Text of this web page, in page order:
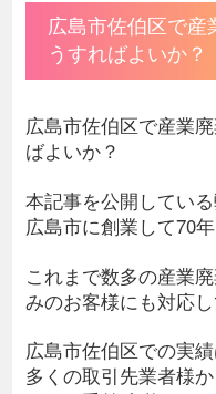
広島市佐伯区で産
うすればよいか？
広島市佐伯区で産業
ばよいか？
本記事を公開してい
広島市に創業して70年
これまで数多の産業
みのお客様にも対応し
広島市佐伯区での実績
多くの取引先業者様